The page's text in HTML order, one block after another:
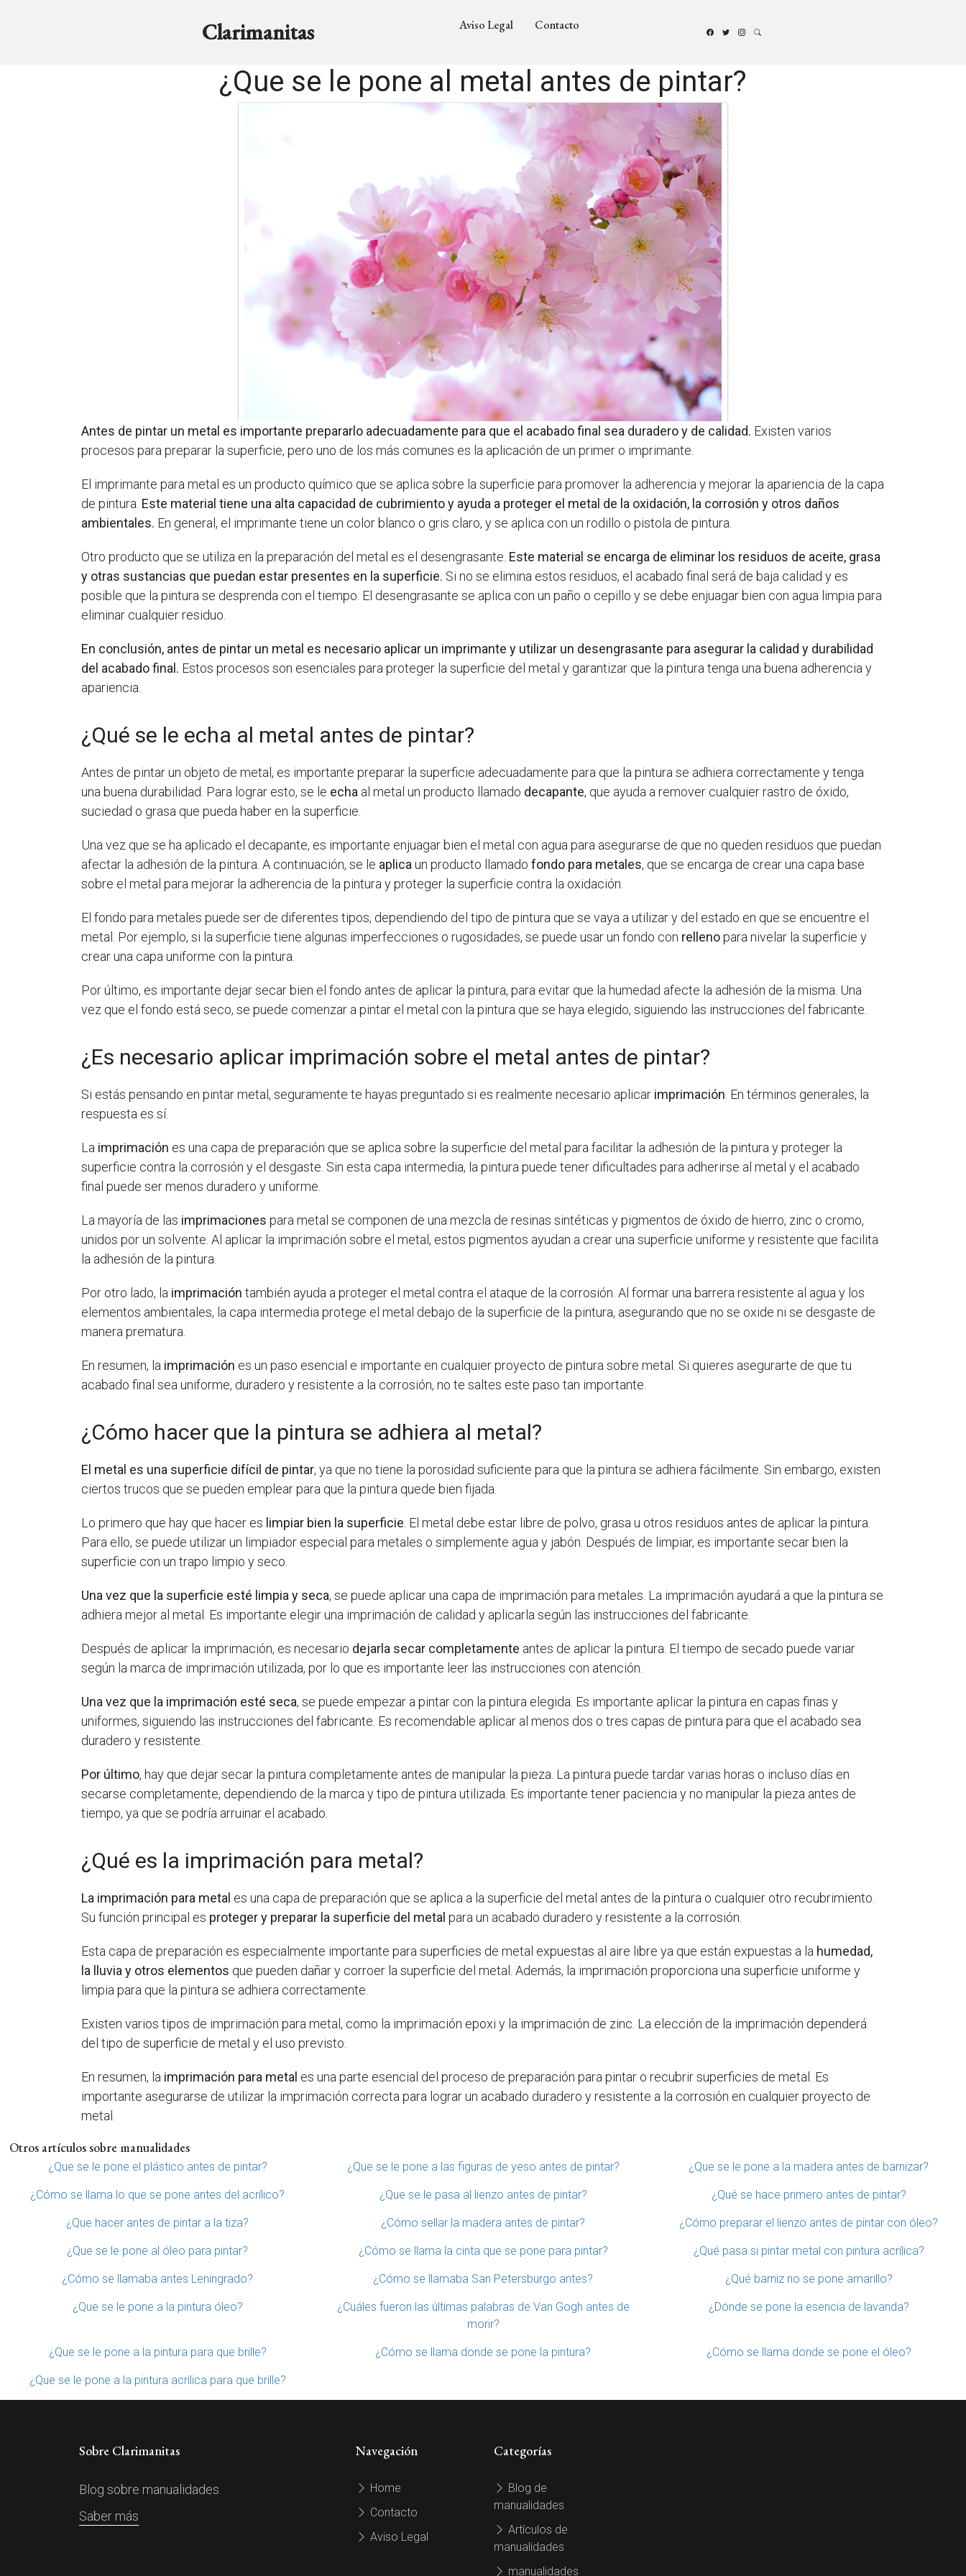
Clarimanitas Aviso Legal Contacto
¿Que se le pone al metal antes de pintar?
Antes de pintar un metal es importante prepararlo adecuadamente para que el acabado final sea duradero y de calidad. Existen varios
procesos para preparar la superficie, pero uno de los más comunes es la aplicación de un primer o imprimante.
El imprimante para metal es un producto químico que se aplica sobre la superficie para promover la adherencia y mejorar la apariencia de la capa
de pintura. Este material tiene una alta capacidad de cubrimiento y ayuda a proteger el metal de la oxidación, la corrosión y otros daños
ambientales. En general, el imprimante tiene un color blanco o gris claro, y se aplica con un rodillo o pistola de pintura.
Otro producto que se utiliza en la preparación del metal es el desengrasante. Este material se encarga de eliminar los residuos de aceite, grasa
y otras sustancias que puedan estar presentes en la superficie. Si no se elimina estos residuos, el acabado final será de baja calidad y es
posible que la pintura se desprenda con el tiempo. El desengrasante se aplica con un paño o cepillo y se debe enjuagar bien con agua limpia para
eliminar cualquier residuo.
En conclusión, antes de pintar un metal es necesario aplicar un imprimante y utilizar un desengrasante para asegurar la calidad y durabilidad
del acabado final. Estos procesos son esenciales para proteger la superficie del metal y garantizar que la pintura tenga una buena adherencia y
apariencia.
¿Qué se le echa al metal antes de pintar?
Antes de pintar un objeto de metal, es importante preparar la superficie adecuadamente para que la pintura se adhiera correctamente y tenga
una buena durabilidad. Para lograr esto, se le echa al metal un producto llamado decapante, que ayuda a remover cualquier rastro de óxido,
suciedad o grasa que pueda haber en la superficie.
Una vez que se ha aplicado el decapante, es importante enjuagar bien el metal con agua para asegurarse de que no queden residuos que puedan
afectar la adhesión de la pintura. A continuación, se le aplica un producto llamadofondo para metales, que se encarga de crear una capa base
sobre el metal para mejorar la adherencia de la pintura y proteger la superficie contra la oxidación.
El fondo para metales puede ser de diferentes tipos, dependiendo del tipo de pintura que se vaya a utilizar y del estado en que se encuentre el
metal. Por ejemplo, si la superficie tiene algunas imperfecciones o rugosidades, se puede usar un fondo con rellenopara nivelar la superficie y
crear una capa uniforme con la pintura.
Por último, es importante dejar secar bien el fondo antes de aplicar la pintura, para evitar que la humedad afecte la adhesión de la misma. Una
vez que el fondo está seco, se puede comenzar a pintar el metal con la pintura que se haya elegido, siguiendo las instrucciones del fabricante.
¿Es necesario aplicar imprimación sobre el metal antes de pintar?
Si estás pensando en pintar metal, seguramente te hayas preguntado si es realmente necesario aplicar imprimación . En términos generales, la
respuesta es sí.
La imprimación es una capa de preparación que se aplica sobre la superficie del metal para facilitar la adhesión de la pintura y proteger la
superficie contra la corrosión y el desgaste. Sin esta capa intermedia, la pintura puede tener dificultades para adherirse al metal y el acabado
final puede ser menos duradero y uniforme.
La mayoría de las imprimaciones para metal se componen de una mezcla de resinas sintéticas y pigmentos de óxido de hierro, zinc o cromo,
unidos por un solvente. Al aplicar la imprimación sobre el metal, estos pigmentos ayudan a crear una superficie uniforme y resistente que facilita
la adhesión de la pintura.
Por otro lado, la imprimación también ayuda a proteger el metal contra el ataque de la corrosión. Al formar una barrera resistente al agua y los
elementos ambientales, la capa intermedia protege el metal debajo de la superficie de la pintura, asegurando que no se oxide ni se desgaste de
manera prematura.
En resumen, la imprimación es un paso esencial e importante en cualquier proyecto de pintura sobre metal. Si quieres asegurarte de que tu
acabado final sea uniforme, duradero y resistente a la corrosión, no te saltes este paso tan importante.
¿Cómo hacer que la pintura se adhiera al metal?
El metal es una superficie difícil de pintar, ya que no tiene la porosidad suficiente para que la pintura se adhiera fácilmente. Sin embargo, existen
ciertos trucos que se pueden emplear para que la pintura quede bien fijada.
Lo primero que hay que hacer es limpiar bien la superficie . El metal debe estar libre de polvo, grasa u otros residuos antes de aplicar la pintura.
Para ello, se puede utilizar un limpiador especial para metales o simplemente agua y jabón. Después de limpiar, es importante secar bien la
superficie con un trapo limpio y seco.
Una vez que la superficie esté limpia y seca, se puede aplicar una capa de imprimación para metales. La imprimación ayudará a que la pintura se
adhiera mejor al metal. Es importante elegir una imprimación de calidad y aplicarla según las instrucciones del fabricante.
Después de aplicar la imprimación, es necesario dejarla secar completamente antes de aplicar la pintura. El tiempo de secado puede variar
según la marca de imprimación utilizada, por lo que es importante leer las instrucciones con atención.
Una vez que la imprimación esté seca, se puede empezar a pintar con la pintura elegida. Es importante aplicar la pintura en capas finas y
uniformes, siguiendo las instrucciones del fabricante. Es recomendable aplicar al menos dos o tres capas de pintura para que el acabado sea
duradero y resistente.
Por último, hay que dejar secar la pintura completamente antes de manipular la pieza. La pintura puede tardar varias horas o incluso días en
secarse completamente, dependiendo de la marca y tipo de pintura utilizada. Es importante tener paciencia y no manipular la pieza antes de
tiempo, ya que se podría arruinar el acabado.
¿Qué es la imprimación para metal?
La imprimación para metal es una capa de preparación que se aplica a la superficie del metal antes de la pintura o cualquier otro recubrimiento.
Su función principal es proteger y preparar la superficie del metal para un acabado duradero y resistente a la corrosión.
Esta capa de preparación es especialmente importante para superficies de metal expuestas al aire libre ya que están expuestas a la humedad,
la lluvia y otros elementos que pueden dañar y corroer la superficie del metal. Además, la imprimación proporciona una superficie uniforme y
limpia para que la pintura se adhiera correctamente.
Existen varios tipos de imprimación para metal, como la imprimación epoxi y la imprimación de zinc. La elección de la imprimación dependerá
del tipo de superficie de metal y el uso previsto.
En resumen, la imprimación para metal es una parte esencial del proceso de preparación para pintar o recubrir superficies de metal. Es
importante asegurarse de utilizar la imprimación correcta para lograr un acabado duradero y resistente a la corrosión en cualquier proyecto de
metal.
Otros artículos sobre manualidades
¿Que se le pone el plástico antes de pintar? ¿Que se le pone a las figuras de yeso antes de pintar? ¿Que se le pone a la madera antes de barnizar?
¿Cómo se llama lo que se pone antes del acrílico? ¿Que se le pasa al lienzo antes de pintar? ¿Qué se hace primero antes de pintar?
¿Que hacer antes de pintar a la tiza? ¿Cómo sellar la madera antes de pintar? ¿Cómo preparar el lienzo antes de pintar con óleo?
¿Que se le pone al óleo para pintar? ¿Cómo se llama la cinta que se pone para pintar? ¿Qué pasa si pintar metal con pintura acrílica?
¿Cómo se llamaba antes Leningrado? ¿Cómo se llamaba San Petersburgo antes? ¿Qué barniz no se pone amarillo?
¿Que se le pone a la pintura óleo?
¿Cuáles fueron las últimas palabras de Van Gogh antes de
morir?
¿Dónde se pone la esencia de lavanda?
¿Que se le pone a la pintura para que brille? ¿Cómo se llama donde se pone la pintura? ¿Cómo se llama donde se pone el óleo?
¿Que se le pone a la pintura acrílica para que brille?
Sobre Clarimanitas
Blog sobre manualidades.
Saber más
Navegación
Home
Contacto
Aviso Legal
Categorías
Blog de
manualidades
Artículos de
manualidades
manualidades